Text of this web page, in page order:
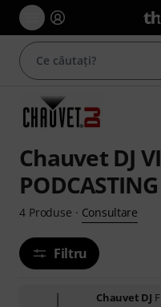
Chauvet DJ
PODCASTING
4 Produse · Consultare
Filtru
Chauvet DJ